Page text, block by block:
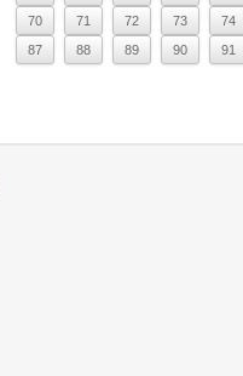
70
71 72 73
74
87
88 89 90 91